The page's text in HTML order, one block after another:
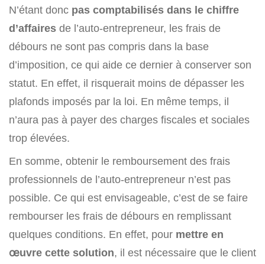
N’étant donc pas comptabilisés dans le chiffre
d’affaires de l’auto-entrepreneur, les frais de
débours ne sont pas compris dans la base
d’imposition, ce qui aide ce dernier à conserver son
statut. En effet, il risquerait moins de dépasser les
plafonds imposés par la loi. En même temps, il
n’aura pas à payer des charges fiscales et sociales
trop élevées.
En somme, obtenir le remboursement des frais
professionnels de l’auto-entrepreneur n’est pas
possible. Ce qui est envisageable, c’est de se faire
rembourser les frais de débours en remplissant
quelques conditions. En effet, pour mettre en
œuvre cette solution, il est nécessaire que le client